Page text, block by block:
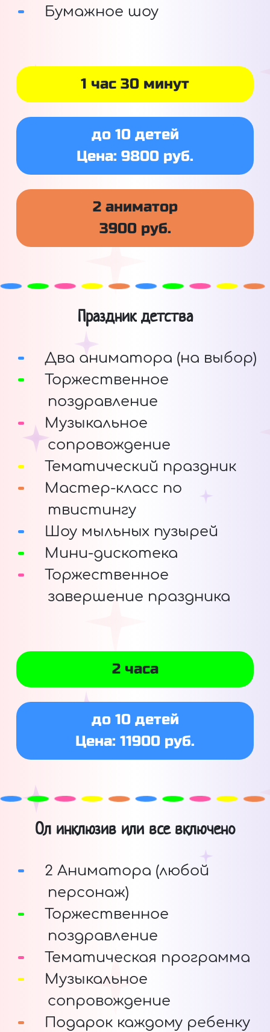
Бумажное шоу
1 час 30 минут
до 10 детей
Цена: 9800 руб.
2 аниматор
3900 руб.
Праздник детства
Два аниматора (на выбор)
Торжественное
поздравление
Музыкальное
сопровождение
Тематический праздник
Мастер-класс по
твистингу
Шоу мыльных пузырей
Мини-дискотека
Торжественное
завершение праздника
2 часа
до 10 детей
Цена: 11900 руб.
Ол инклюзив или все включено
2 Аниматора (любой
персонаж)
Торжественное
поздравление
Тематическая программа
Музыкальное
сопровождение
Подарок каждому ребенку